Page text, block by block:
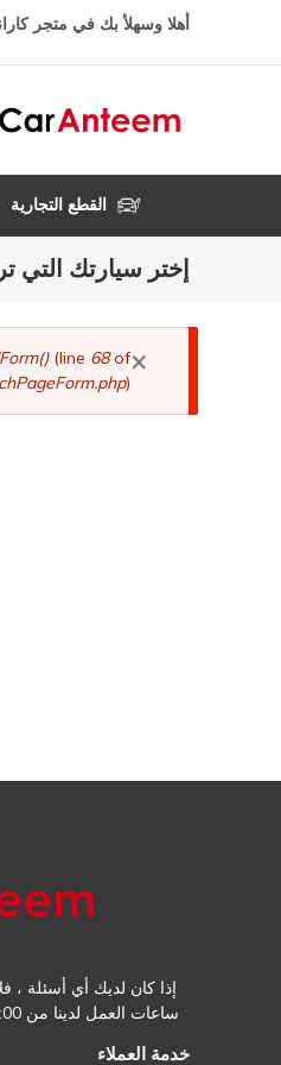
المحتوى
أهلا وسهلأ بك في متجر
القطع التجارية
إختر سيارتك التي
×
رسالة
الخطأ
(line 68of
).
إذا كان لديك أي أسئلة ،
ساعات العمل لدينا من 9:00 حتي 18:00 من السبت إلى الخميس
خدمة العملاء